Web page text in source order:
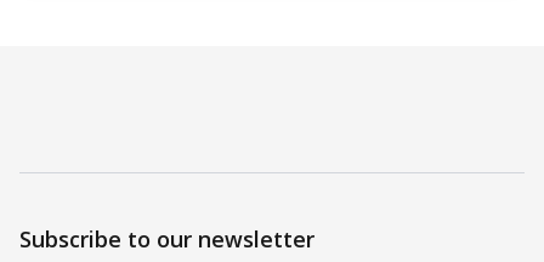
Subscribe to our newsletter